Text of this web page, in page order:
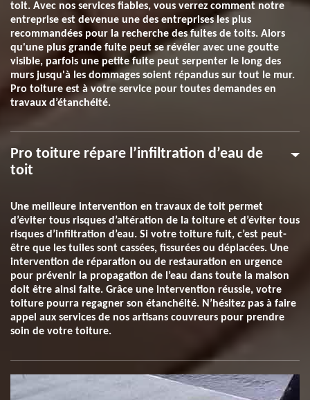
toit. Avec nos services fiables, vous verrez comment notre
entreprise est devenue une des entreprises les plus
recommandées pour la recherche des fuites de toits. Alors
qu'une plus grande fuite peut se révéler avec une goutte
visible, parfois une petite fuite peut serpenter le long des
murs jusqu'à les dommages soient répandus sur tout le mur.
Pro toiture est à votre service pour toutes demandes en
travaux d’étanchéité.
Pro toiture répare l’infiltration d’eau de
toit
Une meilleure intervention en travaux de toit permet
d’éviter tous risques d’altération de la toiture et d’éviter tous
risques d’infiltration d’eau. Si votre toiture fuit, c’est peut-
être que les tuiles sont cassées, fissurées ou déplacées. Une
intervention de réparation ou de restauration en urgence
pour prévenir la propagation de l’eau dans toute la maison
doit être ainsi faite. Grâce une intervention réussie, votre
toiture pourra regagner son étanchéité. N’hésitez pas à faire
appel aux services de nos artisans couvreurs pour prendre
soin de votre toiture.